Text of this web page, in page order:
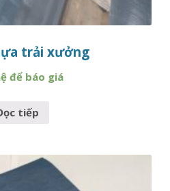
trải xưởng
để báo giá
tiếp